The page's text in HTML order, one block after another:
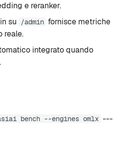
e reranker.
su
/admin fornisce metriche
reale.
integrato quando
.
bench --engines omlx ---